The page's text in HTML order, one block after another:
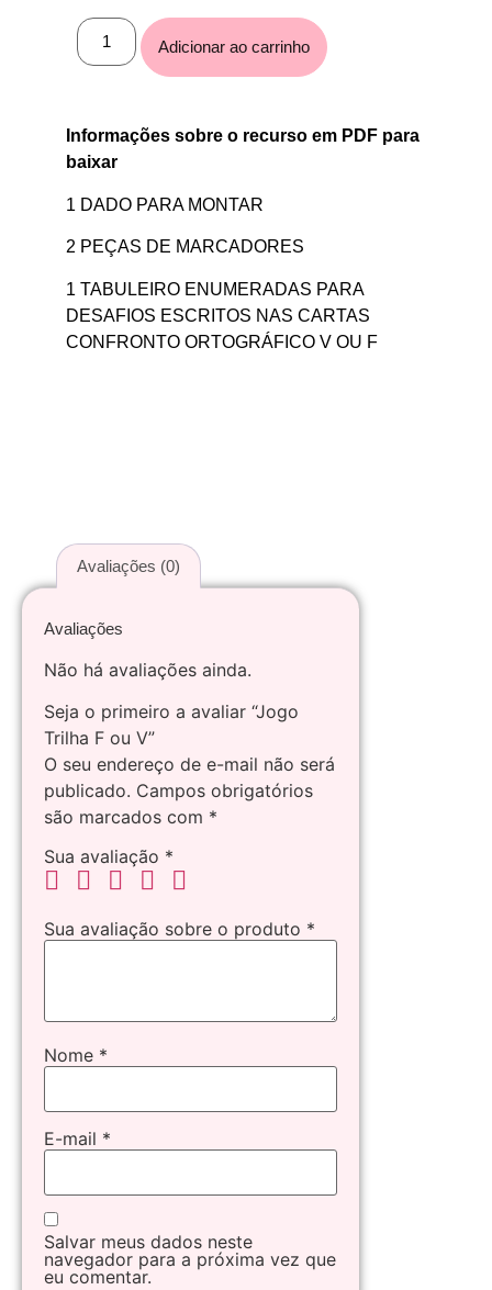
Adicionar ao carrinho
Informações sobre o recurso em PDF para
baixar
1 DADO PARA MONTAR
2 PEÇAS DE MARCADORES
1 TABULEIRO ENUMERADAS PARA
DESAFIOS ESCRITOS NAS CARTAS
CONFRONTO ORTOGRÁFICO V OU F
Avaliações (0)
Avaliações
Não há avaliações ainda.
Seja o primeiro a avaliar “Jogo
Trilha F ou V”
O seu endereço de e-mail não será
publicado. Campos obrigatórios
são marcados com *
Sua avaliação *
Sua avaliação sobre o produto *
Nome *
E-mail *
Salvar meus dados neste
navegador para a próxima vez que
eu comentar.